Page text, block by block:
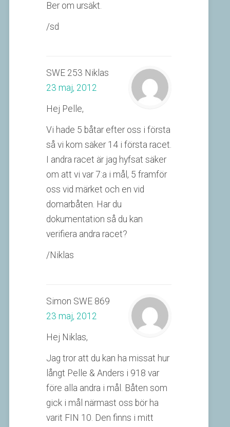
Ber om ursäkt.
/sd
SWE 253 Niklas
23 maj, 2012
Hej Pelle,
Vi hade 5 båtar efter oss i första
så vi kom säker 14 i första racet.
I andra racet är jag hyfsat säker
om att vi var 7:a i mål, 5 framför
oss vid märket och en vid
domarbåten. Har du
dokumentation så du kan
verifiera andra racet?
/Niklas
Simon SWE 869
23 maj, 2012
Hej Niklas,
Jag tror att du kan ha missat hur
långt Pelle & Anders i 918 var
före alla andra i mål. Båten som
gick i mål närmast oss bör ha
varit FIN 10. Den finns i mitt